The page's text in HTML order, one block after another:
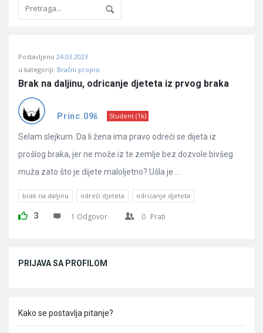
Učene
Latest
Pitanja
Postavljeno 24.03.2023
u kategoriji: Bračni propisi
Brak na daljinu, odricanje djeteta iz prvog braka
Princ.09š Student (1k)
Selam slejkum. Da li žena ima pravo odreći se dijeta iz
prošlog braka, jer ne može iz te zemlje bez dozvole bivšeg
muža zato što je dijete maloljetno? Ušla je ...
brak na daljinu odreći djeteta odricanje djeteta
3 1 Odgovor 0 Prati
PRIJAVA SA PROFILOM
Kako se postavlja pitanje?